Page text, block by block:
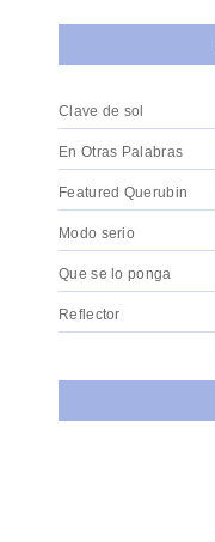
Clave de sol
En Otras Palabras
Featured Querubin
Modo serio
Que se lo ponga
Reflector